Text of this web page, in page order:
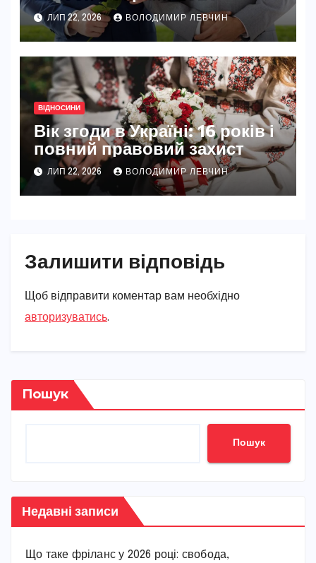
ЛИП 22, 2026 ВОЛОДИМИР ЛЕВЧИН
ВІДНОСИНИ
Вік згоди в Україні: 16 років і
повний правовий захист
ЛИП 22, 2026 ВОЛОДИМИР ЛЕВЧИН
Залишити відповідь
Щоб відправити коментар вам необхідно
авторизуватись.
Пошук
Пошук
Недавні записи
Що таке фріланс у 2026 році: свобода,